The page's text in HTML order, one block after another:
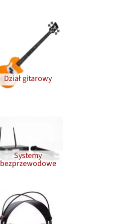
Dział gitarowy
Systemy
bezprzewodowe